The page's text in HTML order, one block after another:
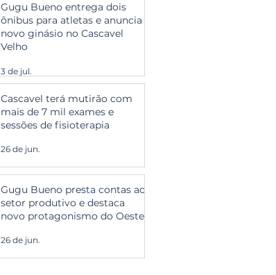
Gugu Bueno entrega dois
ônibus para atletas e anuncia
novo ginásio no Cascavel
Velho
3 de jul.
Cascavel terá mutirão com
mais de 7 mil exames e
sessões de fisioterapia
26 de jun.
Gugu Bueno presta contas ao
setor produtivo e destaca
novo protagonismo do Oeste
26 de jun.